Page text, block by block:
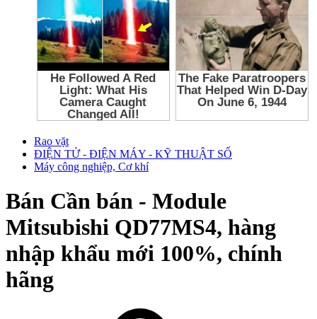
Rao vặt
ĐIỆN TỬ - ĐIỆN MÁY - KỸ THUẬT SỐ
Máy công nghiệp, Cơ khí
Bán Cần bán - Module
Mitsubishi QD77MS4, hàng
nhập khẩu mới 100%, chính
hãng